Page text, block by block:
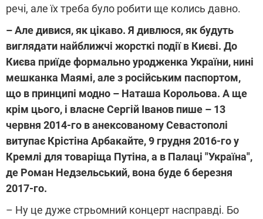
речі, але їх треба було робити ще колись давно.
– Але дивися, як цікаво. Я дивлюся, як будуть
виглядати найближчі жорсткі події в Києві. До
Києва приїде формально уродженка України, нині
мешканка Маямі, але з російським паспортом,
що в принципі модно – Наташа Корольова. А ще
крім цього, і власне Сергій Іванов пише – 13
червня 2014-го в анексованому Севастополі
витупає Крістіна Арбакайте, 9 грудня 2016-го у
Кремлі для товаріща Путіна, а в Палаці "Україна",
де Роман Недзельський, вона буде 6 березня
2017-го.
– Ну це дуже стрьомний концерт насправді. Бо